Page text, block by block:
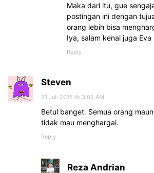
Maka dari itu, gue
postingan ini dengan
orang lebih bisa
Iya, salam kenal juga Eva
Reply
Steven
21 Juli 2015 At 3:02 AM
Betul banget. Semua orang
tidak mau menghargai.
Reply
Reza Andrian